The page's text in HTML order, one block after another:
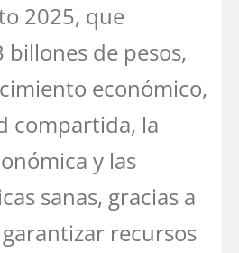
2025, que
billones de pesos,
económico,
compartida, la
y las
sanas, gracias a
recursos